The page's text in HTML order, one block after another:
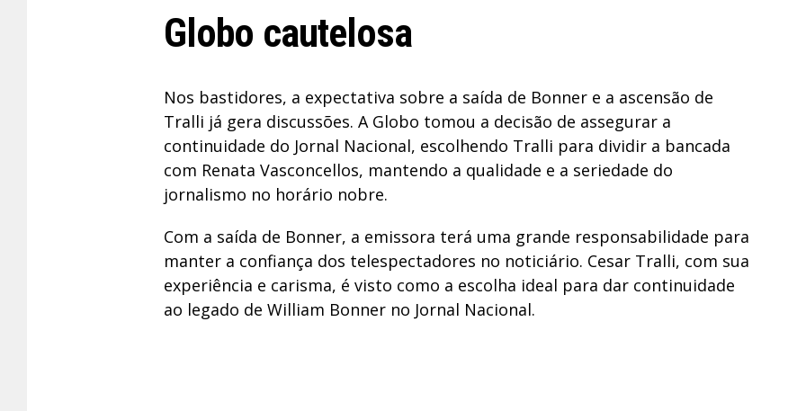
Globo cautelosa
Nos bastidores, a expectativa sobre a saída de Bonner e a ascensão de
Tralli já gera discussões. A Globo tomou a decisão de assegurar a
continuidade do Jornal Nacional, escolhendo Tralli para dividir a bancada
com Renata Vasconcellos, mantendo a qualidade e a seriedade do
jornalismo no horário nobre.
Com a saída de Bonner, a emissora terá uma grande responsabilidade para
manter a confiança dos telespectadores no noticiário. Cesar Tralli, com sua
experiência e carisma, é visto como a escolha ideal para dar continuidade
ao legado de William Bonner no Jornal Nacional.